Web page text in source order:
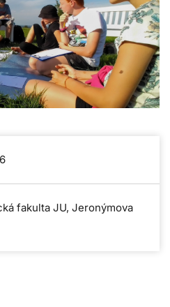
fakulta JU, Jeronýmova